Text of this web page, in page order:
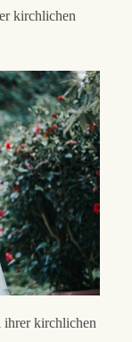
kirchlichen
ihrer kirchlichen